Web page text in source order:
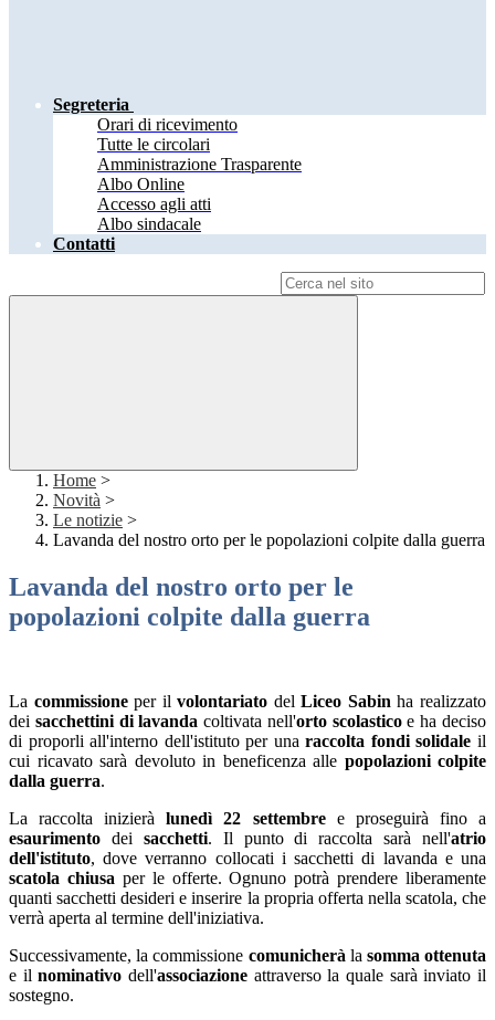
Segreteria
Orari di ricevimento
Tutte le circolari
Amministrazione Trasparente
Albo Online
Accesso agli atti
Albo sindacale
Contatti
Home >
Novità >
Le notizie >
Lavanda del nostro orto per le popolazioni colpite dalla guerra
Lavanda del nostro orto per le
popolazioni colpite dalla guerra
La commissioneper ilvolontariato delLiceo Sabin ha realizzato
dei sacchettini di lavanda coltivata nell'orto scolasticoe ha deciso
di proporli all'interno dell'istituto per unaraccolta fondi solidale il
cui ricavato sarà devoluto in beneficenza alle popolazioni colpite
dalla guerra.
La raccolta inizieràlunedì 22 settembree proseguirà fino a
esaurimento dei sacchetti. Il punto di raccolta sarà nell'atrio
dell'istituto, dove verranno collocati i sacchetti di lavanda e una
scatola chiusa per le offerte. Ognuno potrà prendere liberamente
quanti sacchetti desideri e inserire la propria offerta nella scatola, che
verrà aperta al termine dell'iniziativa.
Successivamente, la commissione comunicherà la somma ottenuta
e ilnominativo dell'associazione attraverso la quale sarà inviato il
sostegno.